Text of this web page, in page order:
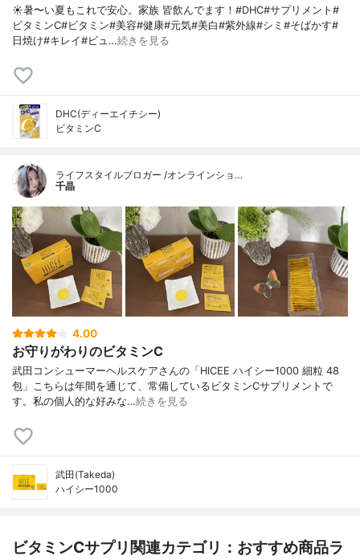
☀️暑〜い夏もこれで安心。家族 皆飲んでます！#DHC#サプリメント#
ビタミンC#ビタミン#美容#健康#元気#美白#紫外線#シミ#そばかす#
日焼け#キレイ#ビュ…続きを見る
DHC(ディーエイチシー)
ビタミンC
ライフスタイルブロガー /オンラインショ…
千晶
4.00
お守りがわりのビタミンC
武田コンシューマーヘルスケアさんの「HICEE ハイシー1000 細粒 48
包」こちらは年間を通じて、常備しているビタミンCサプリメントで
す。私の個人的な好みな…続きを見る
武田(Takeda)
ハイシー1000
ビタミンCサプリ関連カテゴリ：おすすめ商品ラ